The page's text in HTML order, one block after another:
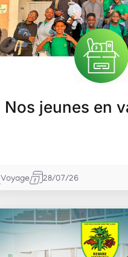
Nos jeunes en
Voyage 28/07/26